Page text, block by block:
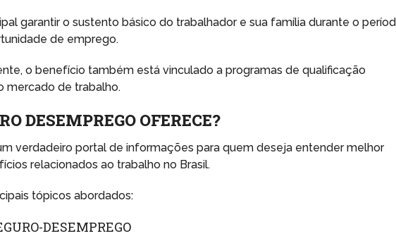
garantir o sustento básico do trabalhador e sua família durante o
de emprego.
o benefício também está vinculado a programas de qualificação
mercado de trabalho.
DESEMPREGO OFERECE?
verdadeiro portal de informações para quem deseja entender melhor
relacionados ao trabalho no Brasil.
tópicos abordados:
DESEMPREGO